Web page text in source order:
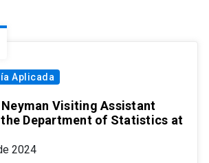
Aplicada
Neyman Visiting Assistant
Department of Statistics at
2024